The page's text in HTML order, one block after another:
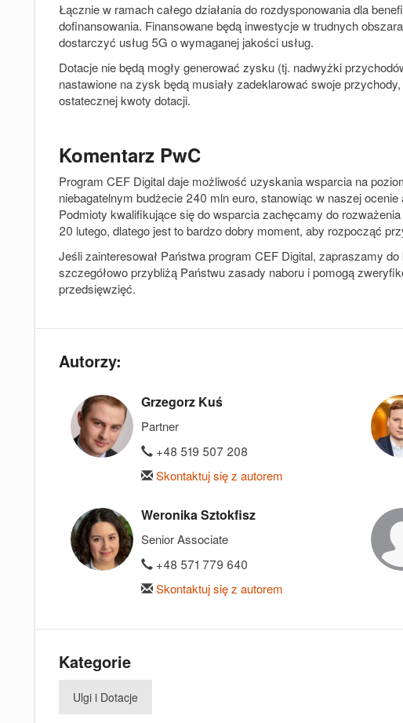
Łącznie w ramach całego działania do rozdysponowania dla
dofinansowania. Finansowane będą inwestycje w trudnych
dostarczyć usług 5G o wymaganej jakości usług.
Dotacje nie będą mogły generować zysku (tj. nadwyżki
nastawione na zysk będą musiały zadeklarować swoje
ostatecznej kwoty dotacji.
Komentarz PwC
Program CEF Digital daje możliwość uzyskania wsparcia na
niebagatelnym budżecie 240 mln euro, stanowiąc w naszej
Podmioty kwalifikujące się do wsparcia zachęcamy do
20 lutego, dlatego jest to bardzo dobry moment, aby rozpocząć
Jeśli zainteresował Państwa program CEF Digital, zapraszamy
szczegółowo przybliżą Państwu zasady naboru i pomogą
przedsięwzięć.
Autorzy:
Grzegorz Kuś
Partner
+48 519 507 208
Skontaktuj się z autorem
Weronika Sztokfisz
Senior Associate
+48 571 779 640
Skontaktuj się z autorem
Kategorie
Ulgi i Dotacje